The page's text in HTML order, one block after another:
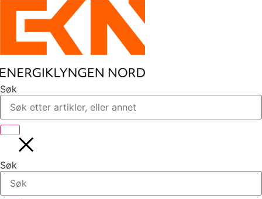
Søk
Søk